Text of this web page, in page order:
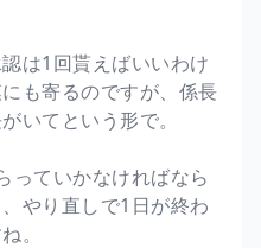
は1回貰えばいいわけ
も寄るのですが、係長
いてという形で。
っていかなければなら
やり直しで1日が終わ
。